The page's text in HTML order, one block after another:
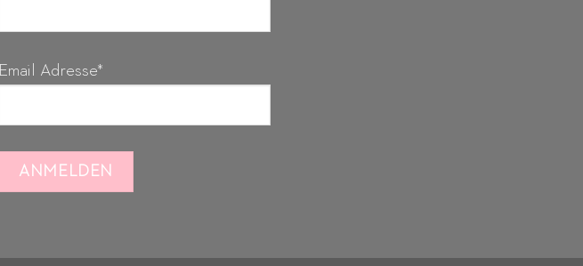
Email Adresse*